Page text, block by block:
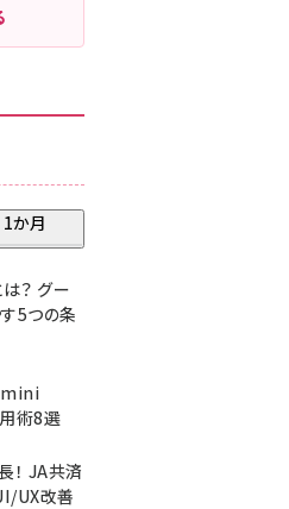
1か月
？ グー
5つの条
術8選
！ JA共済
UX改善